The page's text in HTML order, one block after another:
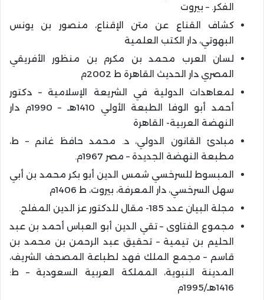
الفكر. – بيروت
كشاف القناع عن متن الإقناع، منصور بن يونس
البهوتي، دار الكتب العلمية
لسان العرب محمد بن مكرم بن منظور الأفريقي
المصري دار الحديث القاهرة ط 2002م
لمعاهدات الدولية في الشريعة الإسلامية – دكتور
أحمد أبو الوفا الطبعة الأولي 1410هـ – 1990م دار
النهضة العربية- القاهرة
مبادئ القانون الدولي، د. محمد حافظ غانم – ط،
مطبعة النهضة الجديدة – مصر 1967م.
المبسوط للسرخسي شمس الدين أبو بكر محمد بن أبي
سهل السرخسي، دار المعرفة، بيروت، ط 1406م
مجلة البيان عدد 185- مقال للدكتور عز الدين المفلح.
مجموع الفتاوى – تقي الدين أبو العباس أحمد بن عبد
الحليم بن تيمية – تحقيق عبد الرحمن بن محمد بن
قاسم – مجمع الملك فهد لطباعة المصحف الشريف،
المدينة النبوية، المملكة العربية السعودية – ط:
1416هـ/1995م